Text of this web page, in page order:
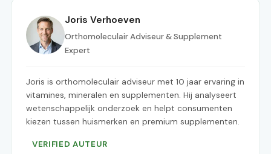
Joris Verhoeven
Orthomoleculair Adviseur & Supplement
Expert
Joris is orthomoleculair adviseur met 10 jaar ervaring in
vitamines, mineralen en supplementen. Hij analyseert
wetenschappelijk onderzoek en helpt consumenten
kiezen tussen huismerken en premium supplementen.
VERIFIED AUTEUR